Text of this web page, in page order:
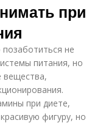
при
не
питания, но
вещества,
при диете,
фигуру, но